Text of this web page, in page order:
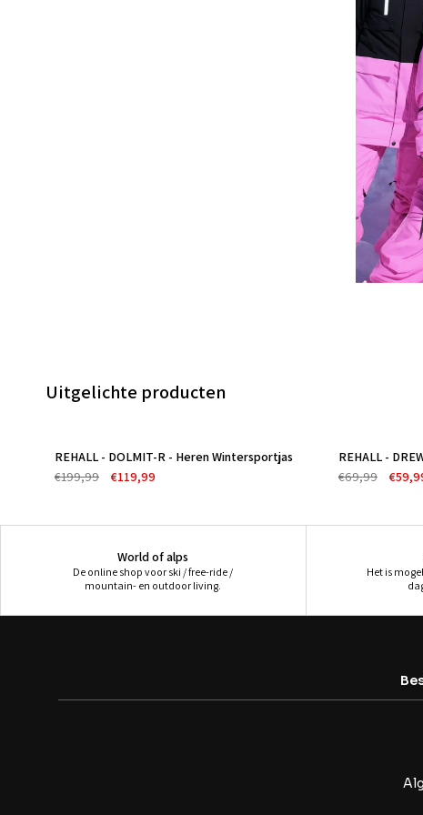
Uitgelichte producten
-40%
REHALL - DOLMIT-R - Heren Wintersportjas
€199,99
€119,99
-14%
REHALL -
€69,99
World of alps
De online shop voor ski / free-ride /
mountain- en outdoor living.
Het is